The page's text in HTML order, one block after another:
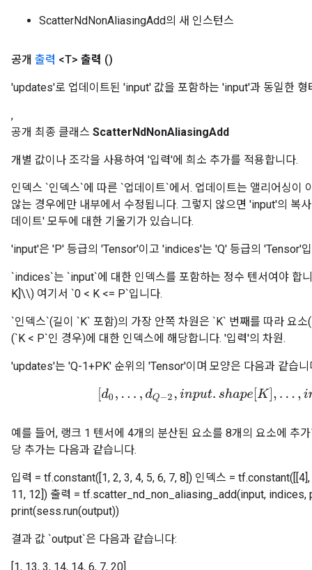
ScatterNdNonAliasingAdd의 새 인스턴스
공개 출력 <T> 출력 ()
'updates'로 업데이트된 'input' 값을 포함하는 'input'과 동일한 형
,
공개 최종 클래스 ScatterNdNonAliasingAdd
개별 값이나 조각을 사용하여 '입력'에 희소 추가를 적용합니다.
인덱스 `인덱스`에 따른 `업데이트`에서. 업데이트는 앨리어싱이
않는 경우에만 내부에서 수정됩니다. 그렇지 않으면 'input'의 복
데이트' 모두에 대한 기울기가 있습니다.
'input'은 'P' 등급의 'Tensor'이고 'indices'는 'Q' 등급의 'Tensor'
`indices`는 `input`에 대한 인덱스를 포함하는 정수 텐서여야 합
K]\\) 여기서 `0 < K <= P`입니다.
`인덱스`(길이 `K` 포함)의 가장 안쪽 차원은 `K` 번째를 따라 요
(`K < P`인 경우)에 대한 인덱스에 해당합니다. '입력'의 차원.
'updates'는 'Q-1+PK' 순위의 'Tensor'이며 모양은 다음과 같습니
[d0,.. ., dQ−2,input.shap e[K ], .. input.
예를 들어, 랭크 1 텐서에 4개의 분산된 요소를 8개의 요소에 추
당 추가는 다음과 같습니다.
입력 = tf.constant([1, 2, 3, 4, 5, 6, 7, 8]) 인덱스 =
11, 12]) 출력 = tf.scatter_nd_non_aliasing_add(input,
print(sess.run(output))
결과 값 `output`은 다음과 같습니다:
[1, 13, 3, 14, 14, 6, 7, 20]